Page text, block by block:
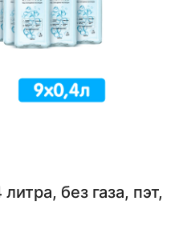
без газа, пэт,